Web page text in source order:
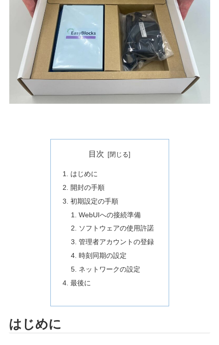
目次
はじめに
開封の手順
初期設定の手順
WebUIへの接続準備
ソフトウェアの使用許諾
管理者アカウントの登録
時刻同期の設定
ネットワークの設定
最後に
はじめに